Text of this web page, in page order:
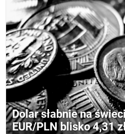
Dolar słabnie na
EUR/PLN blisko 4,31